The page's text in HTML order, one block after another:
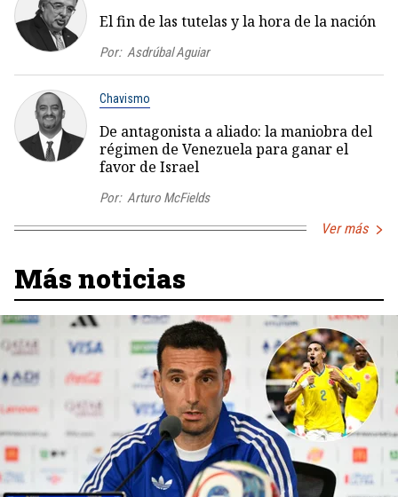
El fin de las tutelas y la hora de la nación
Por: Asdrúbal Aguiar
Chavismo
De antagonista a aliado: la maniobra del
régimen de Venezuela para ganar el
favor de Israel
Por: Arturo McFields
Ver más
Más noticias